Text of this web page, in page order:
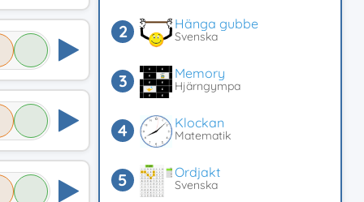
Hänga gubbe
Svenska
Memory
Hjärngympa
Klockan
Matematik
Ordjakt
Svenska